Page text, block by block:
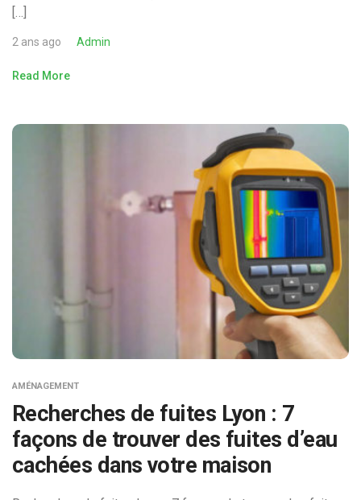
[…]
2 ans ago Admin
Read More
AMÉNAGEMENT
Recherches de fuites Lyon : 7
façons de trouver des fuites d’eau
cachées dans votre maison